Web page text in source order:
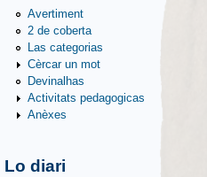
Avertiment
2 de coberta
Las categorias
Cèrcar un mot
Devinalhas
Activitats pedagogicas
Anèxes
Lo diari